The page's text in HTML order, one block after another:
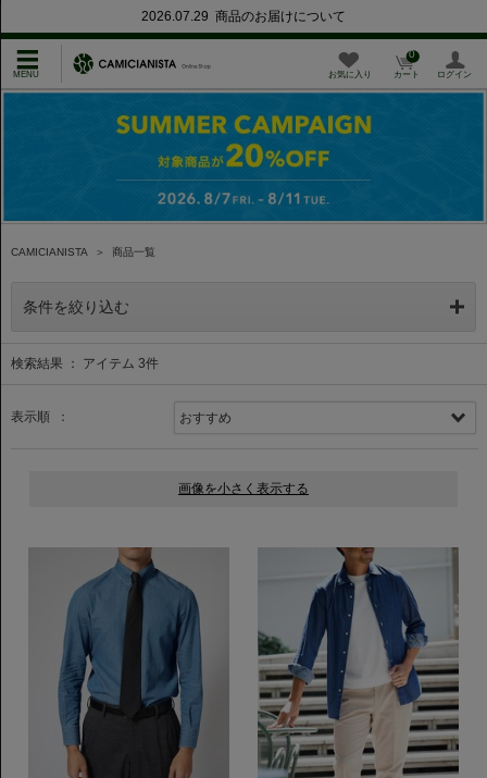
2026.07.29 商品のお届けについて
お気に入り カート
0
ログイン
CAMICIANISTA ＞ 商品一覧
条件を絞り込む
検索結果 ： アイテム 3件
表示順 ：